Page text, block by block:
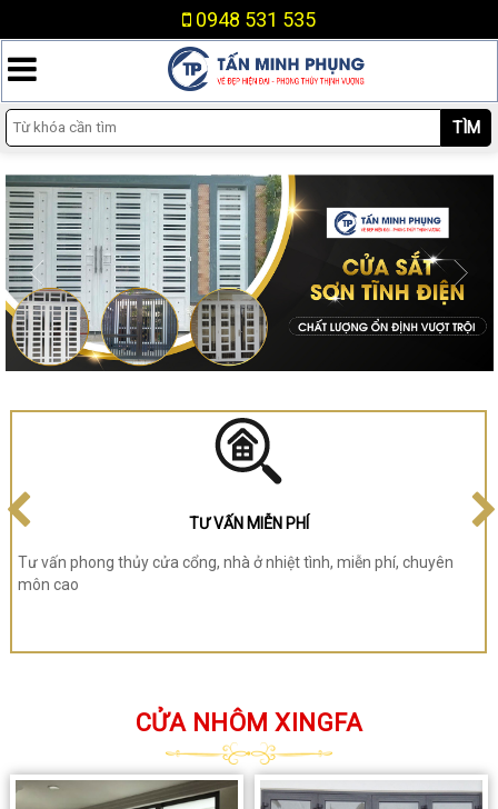
0948 531 535
TÌM
CHI PHÍ HỢP LÝ
Giúp khách hàng có được sản phẩm đẹp nhất và chi phí hợp lý là
mục tiêu hoạt động của chúng tôi
CỬA NHÔM XINGFA